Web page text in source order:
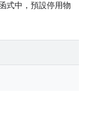
式中，預設停用物